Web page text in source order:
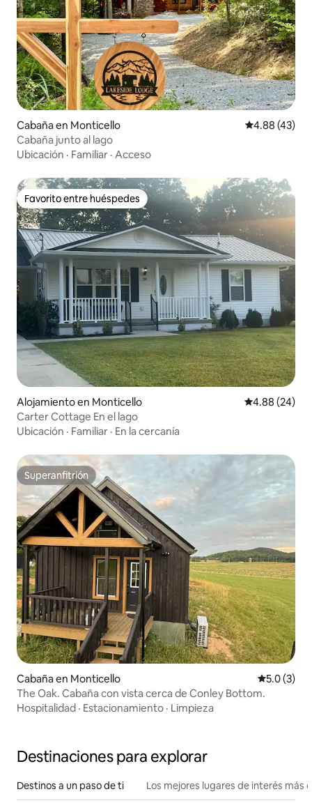
Cabaña en Monticello Calificación
4.88 (43)
Cabaña junto al lago
Ubicación · Familiar · Acceso
Favorito entre huéspedes
Favorito entre huéspedes
Alojamiento en Monticello Calificación
4.88 (24)
Carter Cottage En el lago
Ubicación · Familiar · En la cercanía
Superanfitrión
Superanfitrión
Cabaña en Monticello
5.0 (3)
The Oak. Cabaña con vista cerca de Conley Bottom.
Hospitalidad · Estacionamiento · Limpieza
Destinaciones para explorar
Destinos a un paso de ti Los mejores lugares de interés más